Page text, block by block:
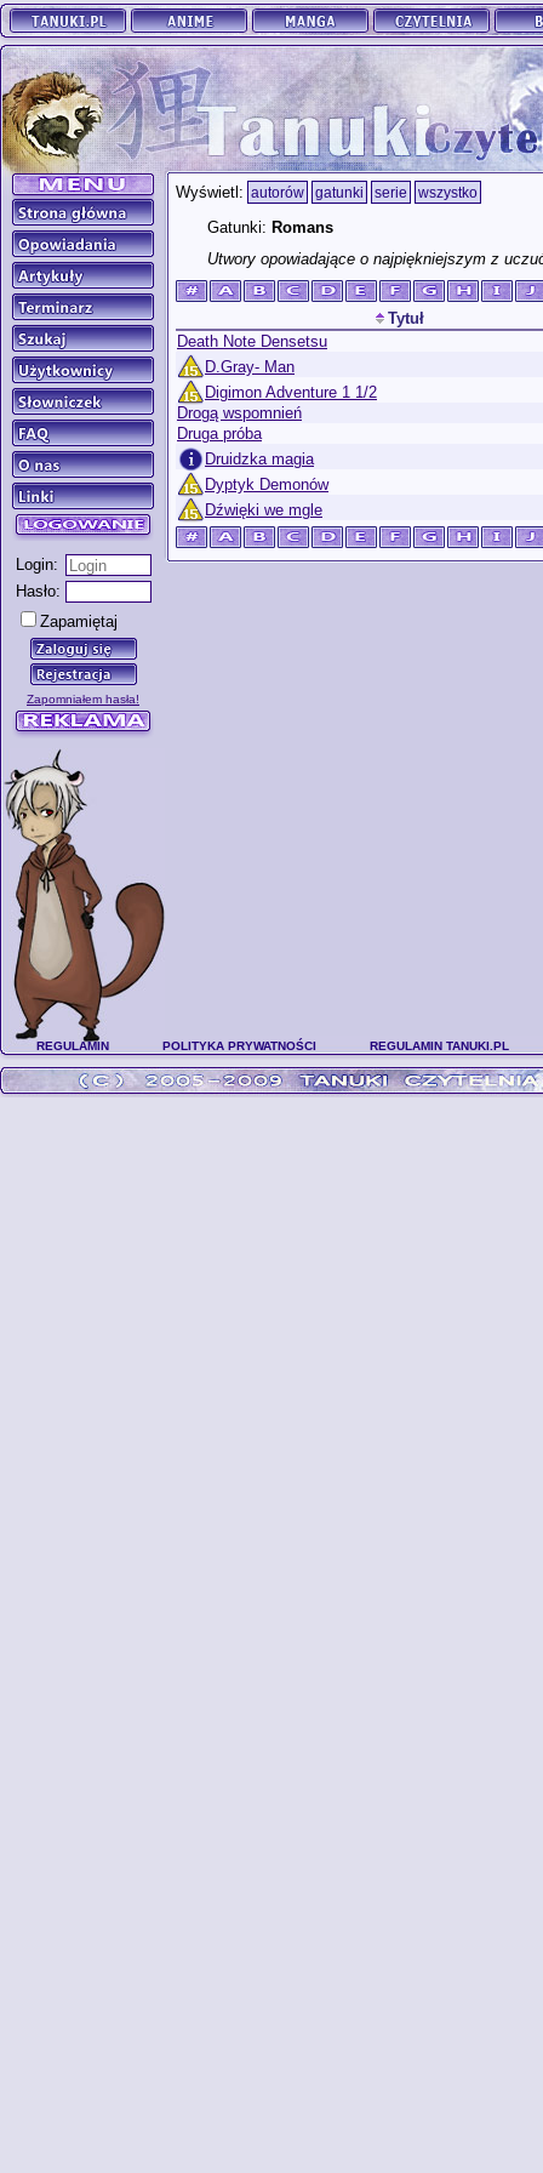
Login:
Hasło:
Zapamiętaj
Zapomniałem hasła!
Wyświetl: autorów gatunki serie wszystko
Gatunki: Romans
Utwory opowiadające o najpiękniejszym z
Tytuł
Death Note Densetsu
D.Gray- Man
Digimon Adventure 1 1/2
Drogą wspomnień
Druga próba
Druidzka magia
Dyptyk Demonów
Dźwięki we mgle
REGULAMIN POLITYKA PRYWATNOŚCI REGULAMIN TANUKI.PL